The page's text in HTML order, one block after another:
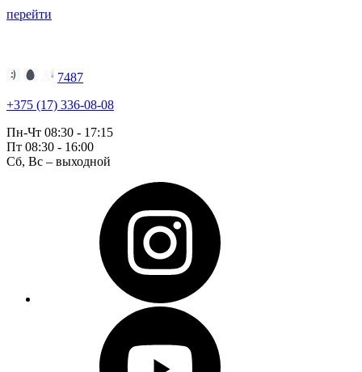
перейти
7487
+375 (17) 336-08-08
Пн-Чт 08:30 - 17:15
Пт 08:30 - 16:00
Сб, Вс – выходной